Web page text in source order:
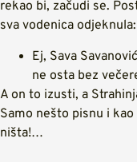
rekao bi, začudi se.
sva vodenica odjeknula:
Ej, Sava
ne osta bez
A on to izusti, a
Samo nešto pisnu i
ništa!…